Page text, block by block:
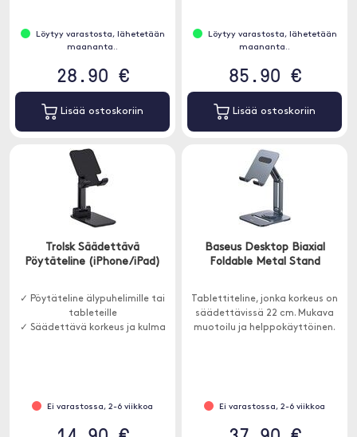
Löytyy varastosta, lähetetään
maananta..
28.90 €
Lisää ostoskoriin
Löytyy varastosta, lähetetään
maananta..
85.90 €
Lisää ostoskoriin
Trolsk Säädettävä
Pöytäteline (iPhone/iPad)
✓ Pöytäteline älypuhelimille tai
tableteille
✓ Säädettävä korkeus ja kulma
Ei varastossa, 2-6 viikkoa
Baseus Desktop Biaxial
Foldable Metal Stand
Tablettiteline, jonka korkeus on
säädettävissä 22 cm. Mukava
muotoilu ja helppokäyttöinen.
Ei varastossa, 2-6 viikkoa